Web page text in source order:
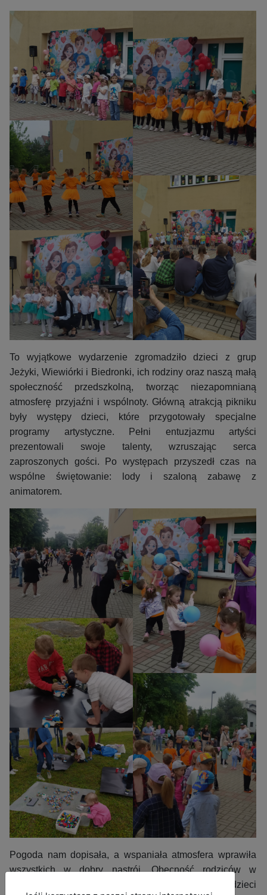
To wyjątkowe wydarzenie zgromadziło dzieci z grup
Jeżyki, Wiewiórki i Biedronki, ich rodziny oraz naszą małą
społeczność przedszkolną, tworząc niezapomnianą
atmosferę przyjaźni i wspólnoty. Główną atrakcją pikniku
były występy dzieci, które przygotowały specjalne
programy artystyczne. Pełni entuzjazmu artyści
prezentowali swoje talenty, wzruszając serca
zaproszonych gości. Po występach przyszedł czas na
wspólne świętowanie: lody i szaloną zabawę z
animatorem.
Pogoda nam dopisała, a wspaniała atmosfera wprawiła
wszystkich w dobry nastrój. Obecność rodziców w
przedszkolu nie tylko wzmocniła więzi emocjonalne dzieci